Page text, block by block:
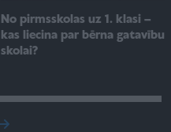
No pirmsskolas uz 1. klasi –
kas liecina par bērna gatavību
skolai?